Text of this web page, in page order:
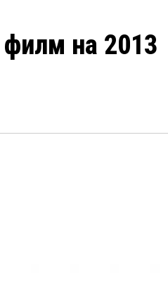
филм на 2013